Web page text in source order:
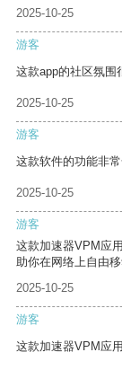
2025-10-25
游客
这款app的社区氛围
2025-10-25
游客
这款软件的功能非
2025-10-25
游客
这款加速器VPM应
助你在网络上自由移
2025-10-25
游客
这款加速器VPM应